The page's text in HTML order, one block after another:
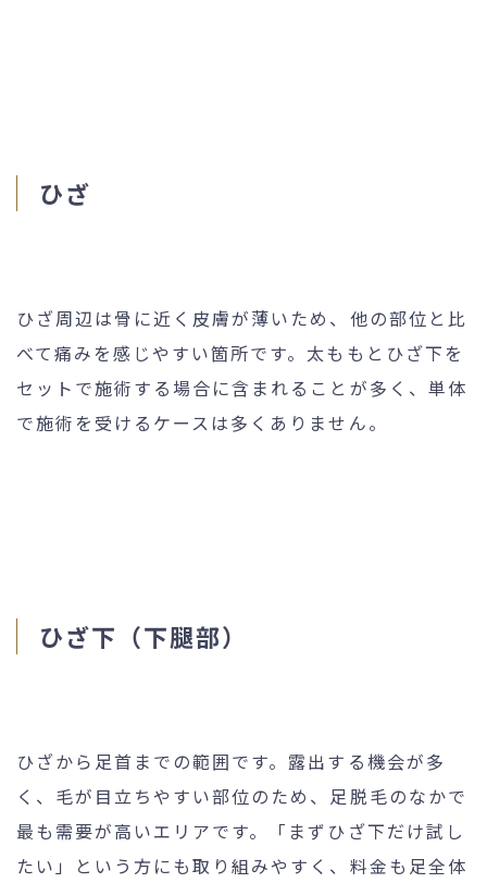
ひざ
ひざ周辺は骨に近く皮膚が薄いため、他の部位と比
べて痛みを感じやすい箇所です。太ももとひざ下を
セットで施術する場合に含まれることが多く、単体
で施術を受けるケースは多くありません。
ひざ下（下腿部）
ひざから足首までの範囲です。露出する機会が多
く、毛が目立ちやすい部位のため、足脱毛のなかで
最も需要が高いエリアです。「まずひざ下だけ試し
たい」という方にも取り組みやすく、料金も足全体